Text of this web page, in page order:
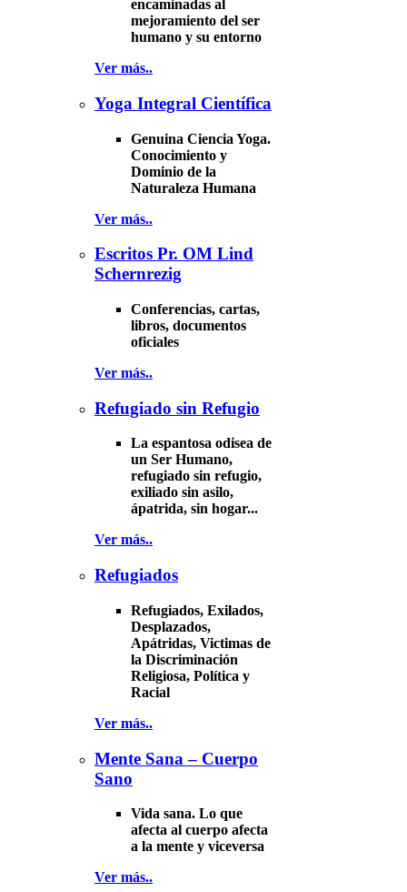
encaminadas al
mejoramiento del ser
humano y su entorno
Ver más..
Yoga Integral Científica
Genuina Ciencia Yoga.
Conocimiento y
Dominio de la
Naturaleza Humana
Ver más..
Escritos Pr. OM Lind
Schernrezig
Conferencias, cartas,
libros, documentos
oficiales
Ver más..
Refugiado sin Refugio
La espantosa odisea de
un Ser Humano,
refugiado sin refugio,
exiliado sin asilo,
ápatrida, sin hogar...
Ver más..
Refugiados
Refugiados, Exilados,
Desplazados,
Apátridas, Victimas de
la Discriminación
Religiosa, Política y
Racial
Ver más..
Mente Sana – Cuerpo
Sano
Vida sana. Lo que
afecta al cuerpo afecta
a la mente y viceversa
Ver más..